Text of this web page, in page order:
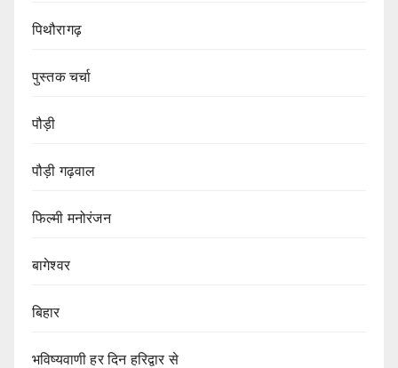
पिथौरागढ़
पुस्तक चर्चा
पौड़ी
पौड़ी गढ़वाल
फिल्मी मनोरंजन
बागेश्वर
बिहार
भविष्यवाणी हर दिन हरिद्वार से